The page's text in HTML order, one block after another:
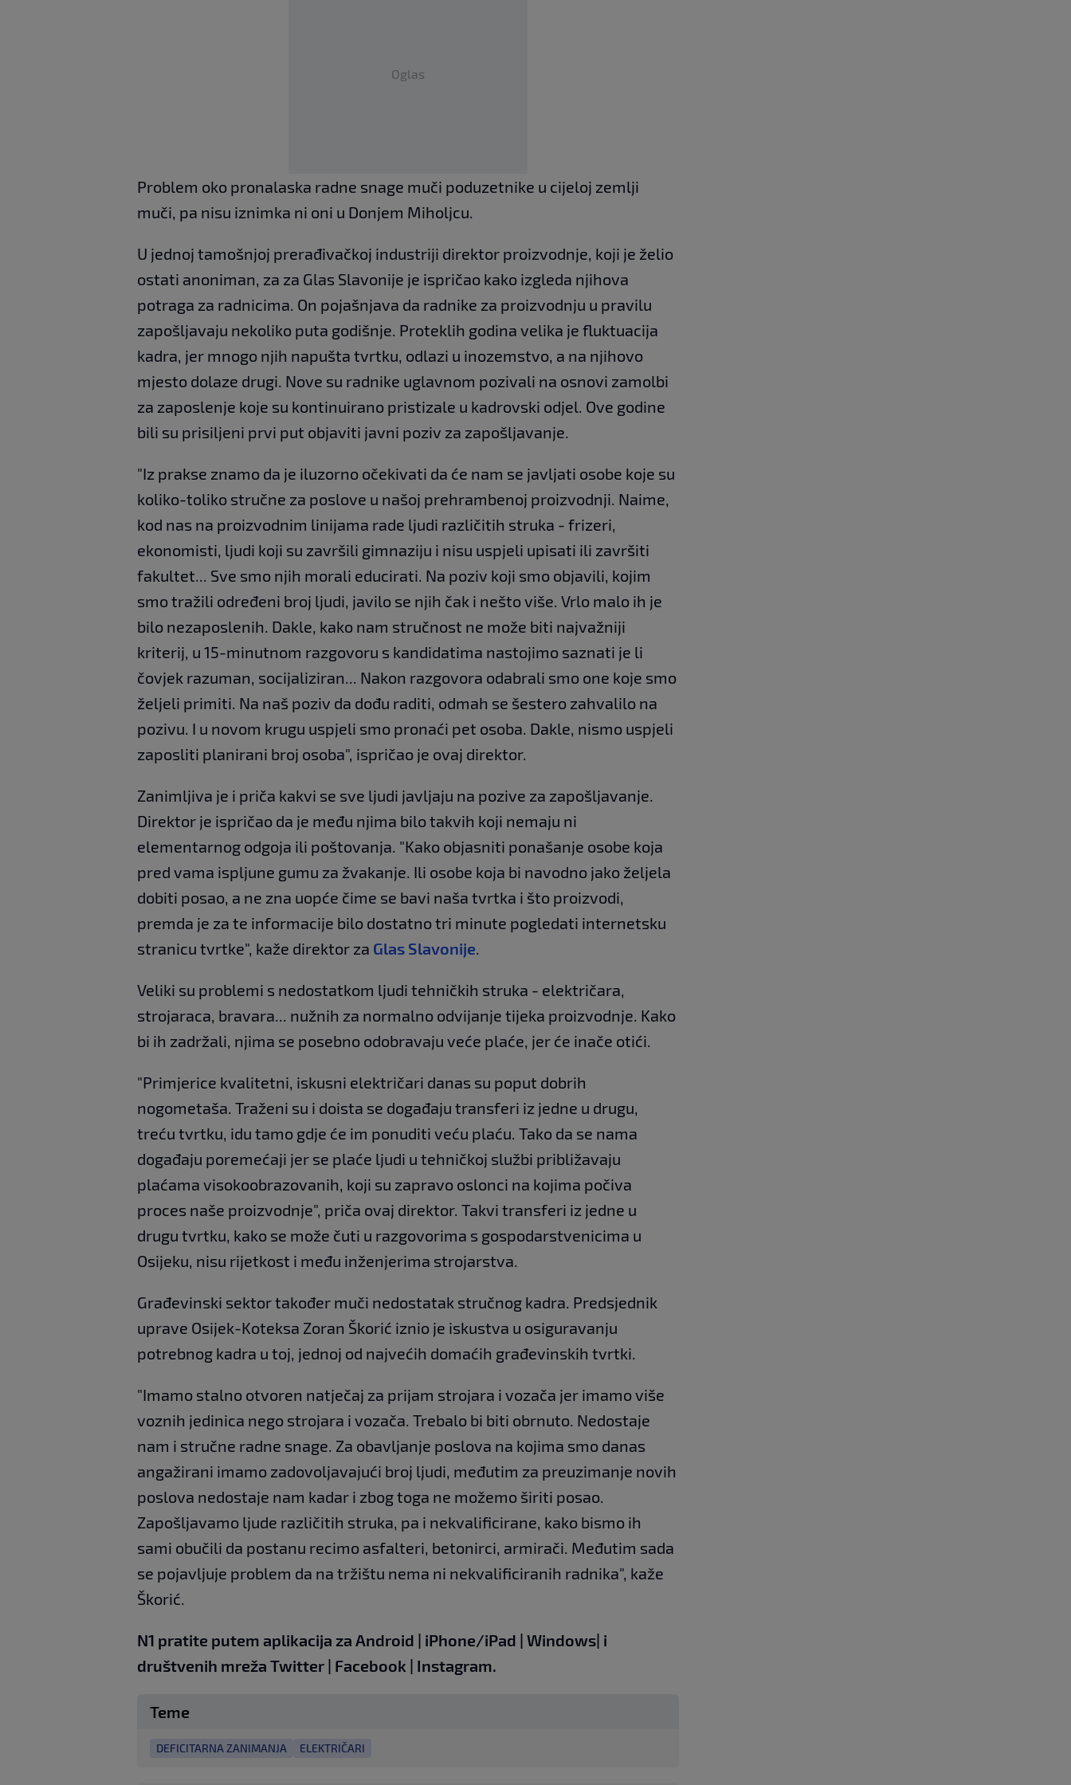
Oglas
Problem oko pronalaska radne snage muči poduzetnike u cijeloj zemlji
muči, pa nisu iznimka ni oni u Donjem Miholjcu.
U jednoj tamošnjoj prerađivačkoj industriji direktor proizvodnje, koji je želio
ostati anoniman, za za Glas Slavonije je ispričao kako izgleda njihova
potraga za radnicima. On pojašnjava da radnike za proizvodnju u pravilu
zapošljavaju nekoliko puta godišnje. Proteklih godina velika je fluktuacija
kadra, jer mnogo njih napušta tvrtku, odlazi u inozemstvo, a na njihovo
mjesto dolaze drugi. Nove su radnike uglavnom pozivali na osnovi zamolbi
za zaposlenje koje su kontinuirano pristizale u kadrovski odjel. Ove godine
bili su prisiljeni prvi put objaviti javni poziv za zapošljavanje.
"Iz prakse znamo da je iluzorno očekivati da će nam se javljati osobe koje su
koliko-toliko stručne za poslove u našoj prehrambenoj proizvodnji. Naime,
kod nas na proizvodnim linijama rade ljudi različitih struka - frizeri,
ekonomisti, ljudi koji su završili gimnaziju i nisu uspjeli upisati ili završiti
fakultet... Sve smo njih morali educirati. Na poziv koji smo objavili, kojim
smo tražili određeni broj ljudi, javilo se njih čak i nešto više. Vrlo malo ih je
bilo nezaposlenih. Dakle, kako nam stručnost ne može biti najvažniji
kriterij, u 15-minutnom razgovoru s kandidatima nastojimo saznati je li
čovjek razuman, socijaliziran... Nakon razgovora odabrali smo one koje smo
željeli primiti. Na naš poziv da dođu raditi, odmah se šestero zahvalilo na
pozivu. I u novom krugu uspjeli smo pronaći pet osoba. Dakle, nismo uspjeli
zaposliti planirani broj osoba", ispričao je ovaj direktor.
Zanimljiva je i priča kakvi se sve ljudi javljaju na pozive za zapošljavanje.
Direktor je ispričao da je među njima bilo takvih koji nemaju ni
elementarnog odgoja ili poštovanja. "Kako objasniti ponašanje osobe koja
pred vama ispljune gumu za žvakanje. Ili osobe koja bi navodno jako željela
dobiti posao, a ne zna uopće čime se bavi naša tvrtka i što proizvodi,
premda je za te informacije bilo dostatno tri minute pogledati internetsku
stranicu tvrtke", kaže direktor za Glas Slavonije.
Veliki su problemi s nedostatkom ljudi tehničkih struka - električara,
strojaraca, bravara... nužnih za normalno odvijanje tijeka proizvodnje. Kako
bi ih zadržali, njima se posebno odobravaju veće plaće, jer će inače otići.
"Primjerice kvalitetni, iskusni električari danas su poput dobrih
nogometaša. Traženi su i doista se događaju transferi iz jedne u drugu,
treću tvrtku, idu tamo gdje će im ponuditi veću plaću. Tako da se nama
događaju poremećaji jer se plaće ljudi u tehničkoj službi približavaju
plaćama visokoobrazovanih, koji su zapravo oslonci na kojima počiva
proces naše proizvodnje", priča ovaj direktor. Takvi transferi iz jedne u
drugu tvrtku, kako se može čuti u razgovorima s gospodarstvenicima u
Osijeku, nisu rijetkost i među inženjerima strojarstva.
Građevinski sektor također muči nedostatak stručnog kadra. Predsjednik
uprave Osijek-Koteksa Zoran Škorić iznio je iskustva u osiguravanju
potrebnog kadra u toj, jednoj od najvećih domaćih građevinskih tvrtki.
"Imamo stalno otvoren natječaj za prijam strojara i vozača jer imamo više
voznih jedinica nego strojara i vozača. Trebalo bi biti obrnuto. Nedostaje
nam i stručne radne snage. Za obavljanje poslova na kojima smo danas
angažirani imamo zadovoljavajući broj ljudi, međutim za preuzimanje novih
poslova nedostaje nam kadar i zbog toga ne možemo širiti posao.
Zapošljavamo ljude različitih struka, pa i nekvalificirane, kako bismo ih
sami obučili da postanu recimo asfalteri, betonirci, armirači. Međutim sada
se pojavljuje problem da na tržištu nema ni nekvalificiranih radnika", kaže
Škorić.
N1 pratite putem aplikacija za Android | iPhone/iPad | Windows| i
društvenih mreža Twitter | Facebook | Instagram.
Teme
DEFICITARNA ZANIMANJA ELEKTRIČARI